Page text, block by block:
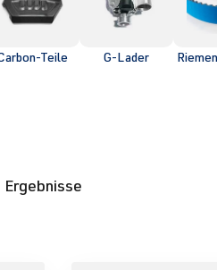
Teile G-Lader